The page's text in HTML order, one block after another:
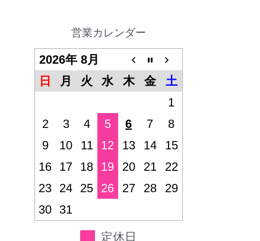
営業カレンダー
2026年 8月
日
月 火 水 木 金
土
1
2
3 4 5 6 7
8
9
10 11 12 13 14
15
16
17 18 19 20 21
22
23
24 25 26 27 28
29
30 31
定休日